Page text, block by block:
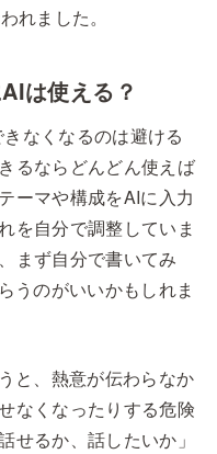
れました。
は使える？
なくなるのは避ける
るならどんどん使えば
ーマや構成をAIに入力
を自分で調整していま
まず自分で書いてみ
うのがいいかもしれま
と、熱意が伝わらなか
なくなったりする危険
せるか、話したいか」